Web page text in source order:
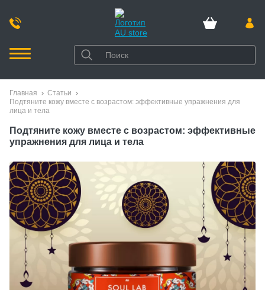
Главная
Статьи
Подтяните кожу вместе с возрастом: эффективные упражнения для
лица и тела
Подтяните кожу вместе с возрастом: эффективные
упражнения для лица и тела